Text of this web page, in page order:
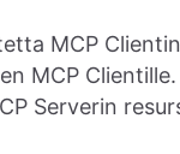
MCP
MCP
Serverin